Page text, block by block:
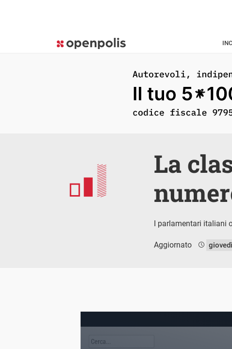
La
I parlamentari italiani
Aggiornato